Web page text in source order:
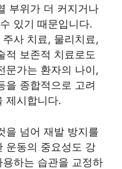
부위가 더 커지거나
있기 때문입니다.
사 치료, 물리치료,
적 보존적 치료로도
문가는 환자의 나이,
을 종합적으로 고려
제시합니다.
을 넘어 재발 방지를
운동의 중요성도 강
하는 습관을 교정하